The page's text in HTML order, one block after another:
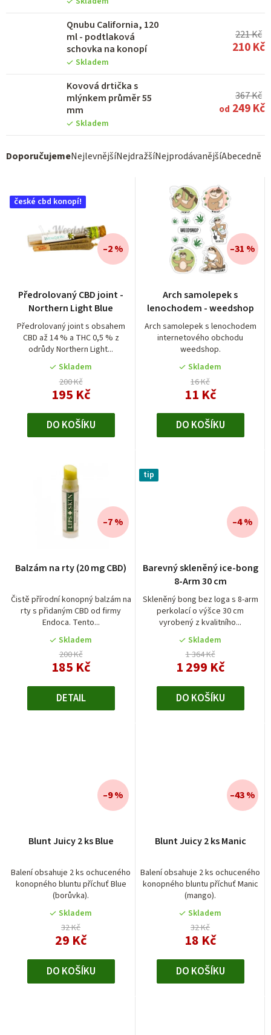
Qnubu California, 120
ml - podtlaková
schovka na konopí
Skladem
221 Kč
210 Kč
Kovová drtička s
mlýnkem průměr 55
mm
Skladem
367 Kč
od 249 Kč
Ř
z
e
DoporučujemeNejlevnějšíNejdražšíNejprodávanějšíAbecedně
k
české cbd konopí!
Předrolovaný CBD joint -
Northern Light Blue
Předrolovaný joint s obsahem
CBD až 14 % a THC 0,5 % z
odrůdy Northern Light...
hodnocení
produktu
je
4,5
z
5
hvězdiček.
Skladem
200 Kč
195 Kč
–2 %
DO KOŠÍKU
Arch samolepek s
lenochodem - weedshop
Arch samolepek s lenochodem
internetového obchodu
weedshop.
hodnocení
produktu
je
5,0
z
5
hvězdiček.
Skladem
16 Kč
11 Kč
–31 %
DO KOŠÍKU
Balzám na rty (20 mg CBD)
Čistě přírodní konopný balzám na
rty s přidaným CBD od firmy
Endoca. Tento...
Skladem
200 Kč
185 Kč
–7 %
DETAIL
tip
Barevný skleněný ice-bong
8-Arm 30 cm
Skleněný bong bez loga s 8-arm
perkolací o výšce 30 cm
vyrobený z kvalitního...
Skladem
1 364 Kč
1 299 Kč
–4 %
DO KOŠÍKU
Blunt Juicy 2 ks Blue
Balení obsahuje 2 ks ochuceného
konopného bluntu příchuť Blue
(borůvka).
Skladem
32 Kč
29 Kč
–9 %
DO KOŠÍKU
Blunt Juicy 2 ks Manic
Balení obsahuje 2 ks ochuceného
konopného bluntu příchuť Manic
(mango).
Skladem
32 Kč
18 Kč
–43 %
DO KOŠÍKU